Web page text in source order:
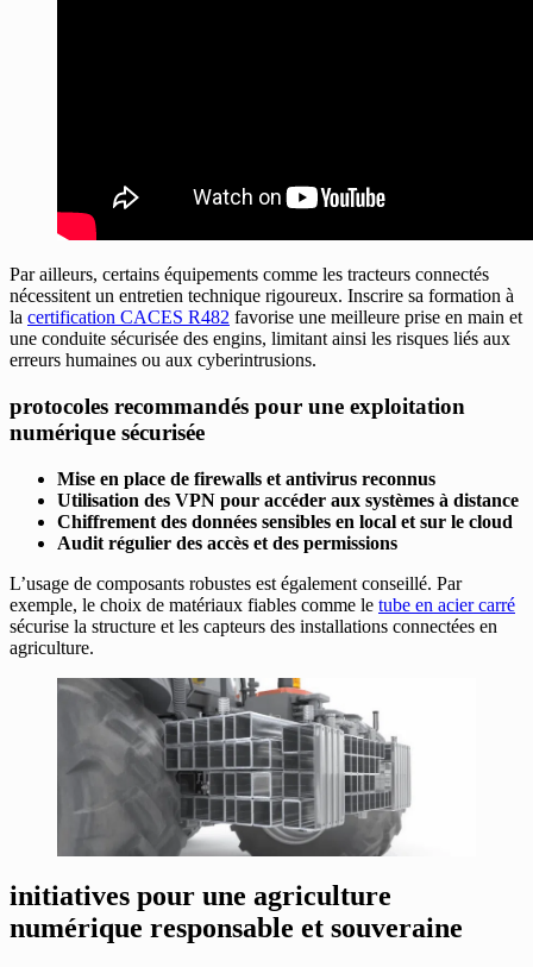
Par ailleurs, certains équipements comme les tracteurs connectés
nécessitent un entretien technique rigoureux. Inscrire sa formation à
la certification CACES R482 favorise une meilleure prise en main et
une conduite sécurisée des engins, limitant ainsi les risques liés aux
erreurs humaines ou aux cyberintrusions.
protocoles recommandés pour une exploitation
numérique sécurisée
Mise en place de firewalls et antivirus reconnus
Utilisation des VPN pour accéder aux systèmes à distance
Chiffrement des données sensibles en local et sur le cloud
Audit régulier des accès et des permissions
L’usage de composants robustes est également conseillé. Par
exemple, le choix de matériaux fiables comme le tube en acier carré
sécurise la structure et les capteurs des installations connectées en
agriculture.
initiatives pour une agriculture
numérique responsable et souveraine